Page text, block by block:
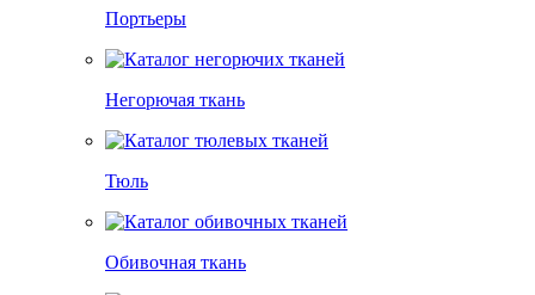
Портьеры
Негорючая ткань
Тюль
Обивочная ткань